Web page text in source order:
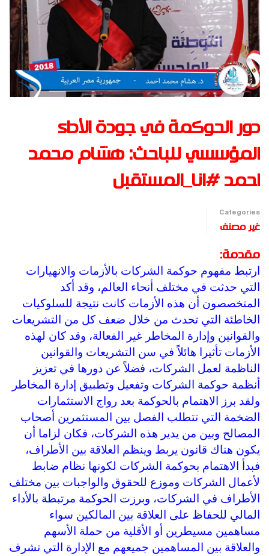
دور الحوكمة في جودة الأداء
المؤسسي للباحث: هشام محمد
احمد #انا_المستقبل
Categories
غير مصنف
مقدمة:
ارتبط مفهوم حوكمة الشركات بالأزمات والانهيارات
التي حدثت في مختلف أنحاء العالم، وقد أكد
المتخصصون أن هذه الأزمات كانت نتيجة للسلوكيات
الخاطئة التي تحدث من خلال ضعف كل من التشريعات
والقوانين وإدارة المخاطر غير الفعالة، وقد كان لهذه
الأزمات تأثيرا هائلاً في سن التشريعات والقوانين
الناظمة لعمل الشركات، فضلاً عن دورها في تعزيز
أنظمة حوكمة الشركات وتفعيل وتطبيق إدارة المخاطر
ولقد برز الاهتمام بالحوكمة بعد رواج الاستثمارات
الضخمة التي تتطلب الفصل بين المستثمرين أصحاب
المصالح وبين من يدير هذه الشركات، فكان لزاما أن
يكون هناك قانون يربط وينظم العلاقة بين الأطراف،
فبدأ الاهتمام بحوكمة الشركات لكونها نظام ضابط
لأعمال الشركات وموزع للحقوق والواجبات بين مختلف
الأطراف في الشركات، وبرزت الحوكمة مرتبطة بالأداء
المالي للحفاظ على العلاقة بين المالكين سواء
مساهمين مسيطرين أو الأقلية من حملة الأسهم
والعلاقة بين المساهمين جميعهم مع الإدارة التي تشرف